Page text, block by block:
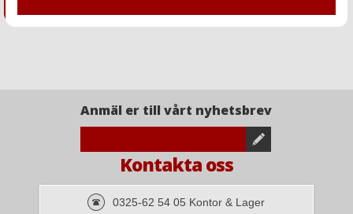
Anmäl er till vårt nyhetsbrev
Kontakta oss
0325-62 54 05 Kontor & Lager